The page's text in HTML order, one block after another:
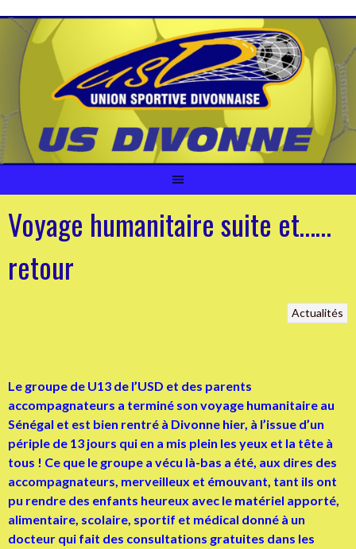
contenu
Voyage humanitaire suite et……
retour
Actualités
Le groupe de U13 de l’USD et des parents
accompagnateurs a terminé son voyage humanitaire au
Sénégal et est bien rentré à Divonne hier, à l’issue d’un
périple de 13 jours qui en a mis plein les yeux et la tête à
tous ! Ce que le groupe a vécu là-bas a été, aux dires des
accompagnateurs, merveilleux et émouvant, tant ils ont
pu rendre des enfants heureux avec le matériel apporté,
alimentaire, scolaire, sportif et médical donné à un
docteur qui fait des consultations gratuites dans les